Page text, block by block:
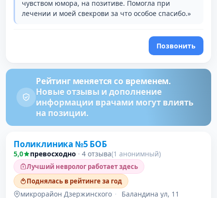
чувством юмора, на позитиве. Помогла при
лечении и моей свекрови за что особое спасибо.»
Позвонить
Рейтинг меняется со временем.
Новые отзывы и дополнение
информации врачами могут влиять
на позиции.
Поликлиника №5 БОБ
5,0 превосходно · 4 отзыва(1 анонимный)
Лучший невролог работает здесь
Поднялась в рейтинге за год
микрорайон Дзержинского ·
Баландина ул, 11